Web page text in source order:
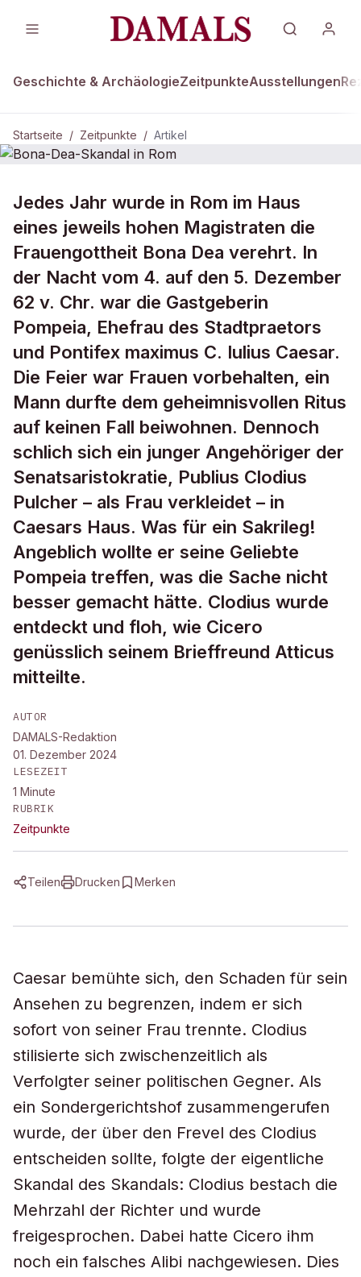
Geschichte & ArchäologieZeitpunkteAusstellungen
Startseite / Zeitpunkte / Artikel
Bona-Dea-Skandal in Rom
Jedes Jahr wurde in Rom im Haus
eines jeweils hohen Magistraten die
Frauengottheit Bona Dea verehrt. In
der Nacht vom 4. auf den 5. Dezember
62 v. Chr. war die Gastgeberin
Pompeia, Ehefrau des Stadtpraetors
und Pontifex maximus C. Iulius Caesar.
Die Feier war Frauen vorbehalten, ein
Mann durfte dem geheimnisvollen Ritus
auf keinen Fall beiwohnen. Dennoch
schlich sich ein junger Angehöriger der
Senatsaristokratie, Publius Clodius
Pulcher – als Frau verkleidet – in
Caesars Haus. Was für ein Sakrileg!
Angeblich wollte er seine Geliebte
Pompeia treffen, was die Sache nicht
besser gemacht hätte. Clodius wurde
entdeckt und floh, wie Cicero
genüsslich seinem Brieffreund Atticus
mitteilte.
AUTOR
DAMALS-Redaktion
01. Dezember 2024
LESEZEIT
1 Minute
RUBRIK
Zeitpunkte
Teilen Drucken Merken
Caesar bemühte sich, den Schaden für sein
Ansehen zu begrenzen, indem er sich
sofort von seiner Frau trennte. Clodius
stilisierte sich zwischenzeitlich als
Verfolgter seiner politischen Gegner. Als
ein Sondergerichtshof zusammengerufen
wurde, der über den Frevel des Clodius
entscheiden sollte, folgte der eigentliche
Skandal des Skandals: Clodius bestach die
Mehrzahl der Richter und wurde
freigesprochen. Dabei hatte Cicero ihm
noch ein falsches Alibi nachgewiesen. Dies